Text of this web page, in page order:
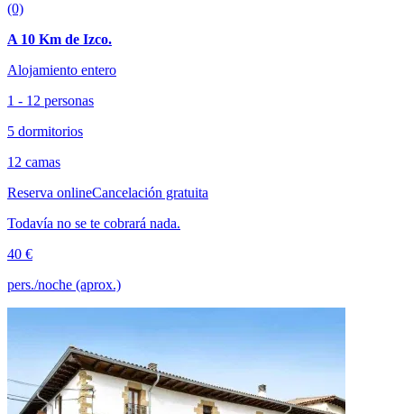
(0)
A 10 Km de Izco.
Alojamiento entero
1 - 12 personas
5 dormitorios
12 camas
Reserva onlineCancelación gratuita
Todavía no se te cobrará nada.
40 €
pers./noche (aprox.)